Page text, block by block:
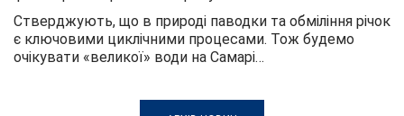
Стверджують, що в природі паводки та обміління річок
є ключовими циклічними процесами. Тож будемо
очікувати «великої» води на Самарі…